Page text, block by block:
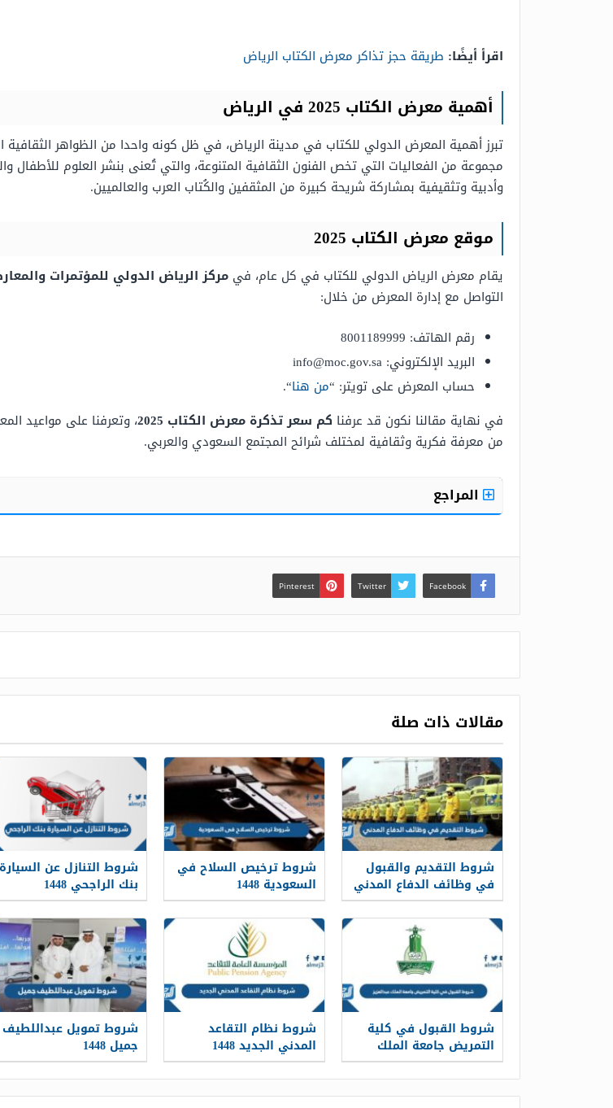
اقرأ أيضًا: طريقة حجز تذاكر معرض الكتاب الرياض
أهمية معرض الكتاب 2025 في الرياض
تبرز أهمية المعرض الدولي للكتاب في مدينة الرياض، في ظل كونه واحدا من الظواهر
مجموعة من الفعاليات التي تخص الفنون الثقافية المتنوعة، والتي تُعنى بنشر العلوم
وأدبية وتثقيفية بمشاركة شريحة كبيرة من المثقفين والكُتاب العرب والعالميين.
موقع معرض الكتاب 2025
يقام معرض الرياض الدولي للكتاب في كل عام، في مركز الرياض الدولي للمؤتمرات
التواصل مع إدارة المعرض من خلال:
رقم الهاتف: 8001189999
البريد الإلكتروني: info@moc.gov.sa
حساب المعرض على تويتر: “من هنا“.
في نهاية مقالنا نكون قد عرفنا كم سعر تذكرة معرض الكتاب 2025
، وتعرفنا على مواعيد
من معرفة فكرية وثقافية لمختلف شرائح المجتمع السعودي والعربي.
المراجع
Facebook
Twitter
Pinterest
مقالات ذات صلة
شروط التقديم والقبول
في وظائف الدفاع المدني
1448
شروط ترخيص السلاح في
السعودية 1448
شروط التنازل عن السيارة
بنك الراجحي 1448
شروط القبول في كلية
التمريض جامعة الملك
عبدالعزيز 1448
شروط نظام التقاعد
المدني الجديد 1448
شروط تمويل عبداللطيف
جميل 1448